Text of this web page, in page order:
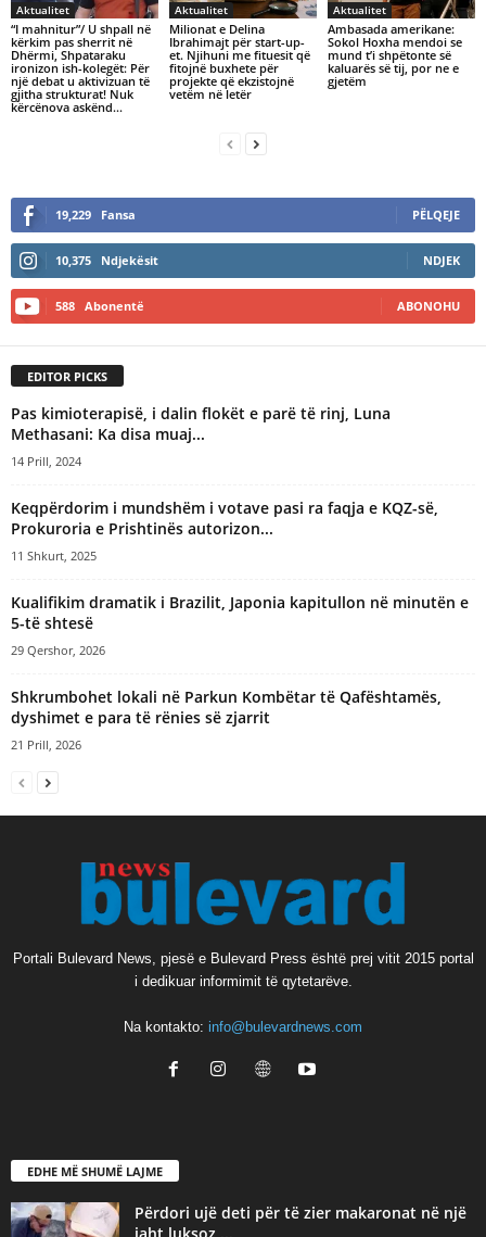
Aktualitet
“I mahnitur”/ U shpall në
kërkim pas sherrit në
Dhërmi, Shpataraku
ironizon ish-kolegët: Për
një debat u aktivizuan të
gjitha strukturat! Nuk
kërcënova askënd...
Aktualitet
Milionat e Delina
Ibrahimajt për start-up-
et. Njihuni me fituesit që
fitojnë buxhete për
projekte që ekzistojnë
vetëm në letër
Aktualitet
Ambasada amerikane:
Sokol Hoxha mendoi se
mund t’i shpëtonte së
kaluarës së tij, por ne e
gjetëm
19,229 Fansa PËLQEJE
10,375 Ndjekësit NDJEK
588 Abonentë ABONOHU
EDITOR PICKS
Pas kimioterapisë, i dalin flokët e parë të rinj, Luna
Methasani: Ka disa muaj...
14 Prill, 2024
Keqpërdorim i mundshëm i votave pasi ra faqja e KQZ-së,
Prokuroria e Prishtinës autorizon...
11 Shkurt, 2025
Kualifikim dramatik i Brazilit, Japonia kapitullon në minutën e
5-të shtesë
29 Qershor, 2026
Shkrumbohet lokali në Parkun Kombëtar të Qafështamës,
dyshimet e para të rënies së zjarrit
21 Prill, 2026
Portali Bulevard News, pjesë e Bulevard Press është prej vitit 2015 portal
i dedikuar informimit të qytetarëve.
Na kontakto: info@bulevardnews.com
EDHE MË SHUMË LAJME
Përdori ujë deti për të zier makaronat në një
jaht luksoz,...